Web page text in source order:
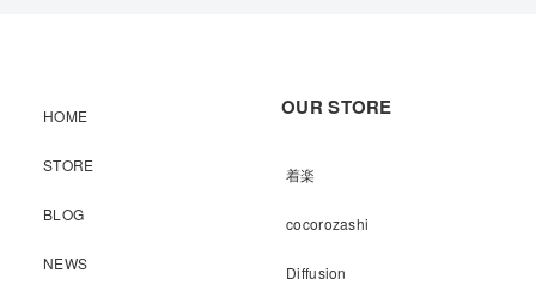
HOME
STORE
BLOG
NEWS
OUR STORE
着楽
cocorozashi
Diffusion